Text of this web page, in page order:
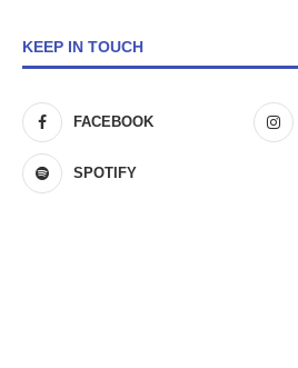
KEEP IN TOUCH
FACEBOOK
SPOTIFY